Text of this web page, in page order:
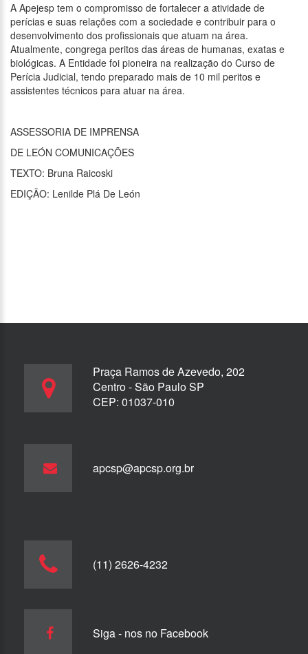
A Apejesp tem o compromisso de fortalecer a atividade de
perícias e suas relações com a sociedade e contribuir para o
desenvolvimento dos profissionais que atuam na área.
Atualmente, congrega peritos das áreas de humanas, exatas e
biológicas. A Entidade foi pioneira na realização do Curso de
Perícia Judicial, tendo preparado mais de 10 mil peritos e
assistentes técnicos para atuar na área.
ASSESSORIA DE IMPRENSA
DE LEÓN COMUNICAÇÕES
TEXTO: Bruna Raicoski
EDIÇÃO: Lenilde Plá De León
Praça Ramos de Azevedo, 202
Centro - São Paulo SP
CEP: 01037-010
apcsp@apcsp.org.br
(11) 2626-4232
Siga - nos no Facebook